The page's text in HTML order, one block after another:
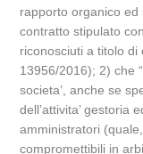
rapporto organico ed
contratto stipulato
riconosciuti a titolo di
13956/2016); 2) che
societa’, anche se
dell’attivita’ gestoria
amministratori
compromettibili in